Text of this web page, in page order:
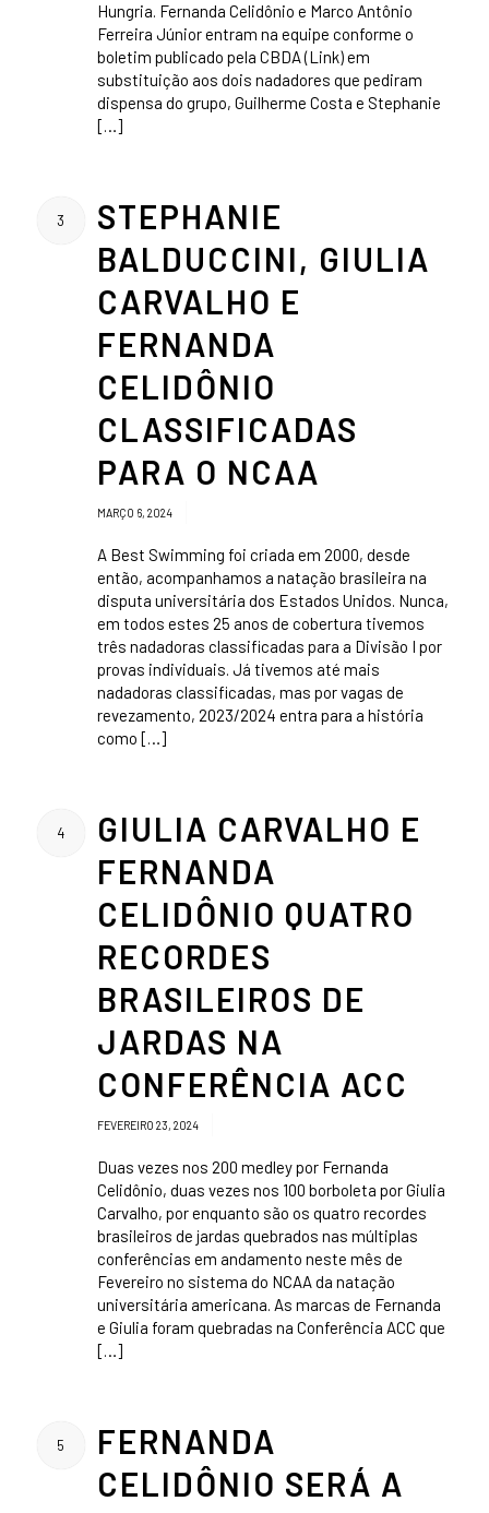
Hungria. Fernanda Celidônio e Marco Antônio
Ferreira Júnior entram na equipe conforme o
boletim publicado pela CBDA (Link) em
substituição aos dois nadadores que pediram
dispensa do grupo, Guilherme Costa e Stephanie
[…]
3
STEPHANIE
BALDUCCINI, GIULIA
CARVALHO E
FERNANDA
CELIDÔNIO
CLASSIFICADAS
PARA O NCAA
MARÇO 6, 2024
A Best Swimming foi criada em 2000, desde
então, acompanhamos a natação brasileira na
disputa universitária dos Estados Unidos. Nunca,
em todos estes 25 anos de cobertura tivemos
três nadadoras classificadas para a Divisão I por
provas individuais. Já tivemos até mais
nadadoras classificadas, mas por vagas de
revezamento, 2023/2024 entra para a história
como […]
4
GIULIA CARVALHO E
FERNANDA
CELIDÔNIO QUATRO
RECORDES
BRASILEIROS DE
JARDAS NA
CONFERÊNCIA ACC
FEVEREIRO 23, 2024
Duas vezes nos 200 medley por Fernanda
Celidônio, duas vezes nos 100 borboleta por Giulia
Carvalho, por enquanto são os quatro recordes
brasileiros de jardas quebrados nas múltiplas
conferências em andamento neste mês de
Fevereiro no sistema do NCAA da natação
universitária americana. As marcas de Fernanda
e Giulia foram quebradas na Conferência ACC que
[…]
5
FERNANDA
CELIDÔNIO SERÁ A